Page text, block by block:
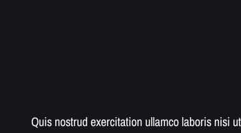
Quis nostrud exercitation ullamco laboris nisi